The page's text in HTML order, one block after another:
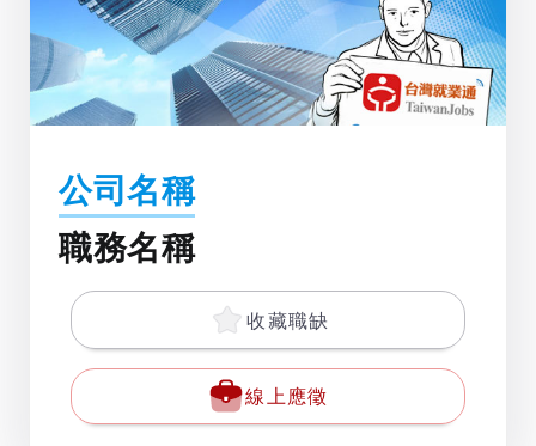
公司名稱
職務名稱
收藏職缺
線上應徵